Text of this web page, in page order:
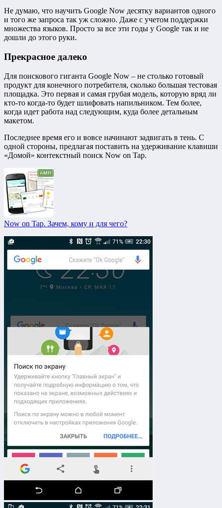
Не думаю, что научить Google Now десятку вариантов одного
и того же запроса так уж сложно. Даже с учетом поддержки
множества языков. Просто за все эти годы у Google так и не
дошли до этого руки.
Прекрасное далеко
Для поискового гиганта Google Now – не столько готовый
продукт для конечного потребителя, сколько большая тестовая
площадка. Это первая и самая грубая модель, которую вряд ли
кто-то когда-то будет шлифовать напильником. Тем более,
когда идет работа над следующим, куда более детальным
макетом.
Последнее время его и вовсе начинают задвигать в тень. С
одной стороны, предлагая поставить на удерживание клавиши
«Домой» контекстный поиск Now on Tap.
Now on Tap. Зачем, кому и для чего?